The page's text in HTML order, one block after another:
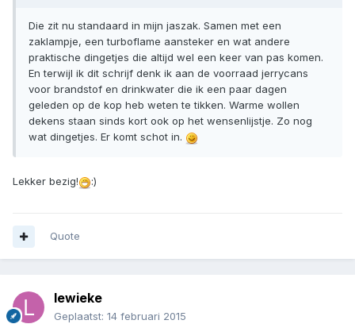
Die zit nu standaard in mijn jaszak. Samen met een
zaklampje, een turboflame aansteker en wat andere
praktische dingetjes die altijd wel een keer van pas komen.
En terwijl ik dit schrijf denk ik aan de voorraad jerrycans
voor brandstof en drinkwater die ik een paar dagen
geleden op de kop heb weten te tikken. Warme wollen
dekens staan sinds kort ook op het wensenlijstje. Zo nog
wat dingetjes. Er komt schot in.
Lekker bezig! :)
Quote
lewieke
Geplaatst: 14 februari 2015